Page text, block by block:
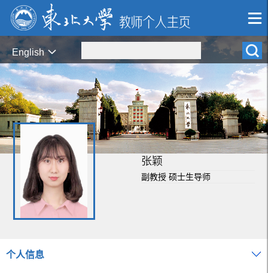
English
张颖
副教授 硕士生导师
个人信息